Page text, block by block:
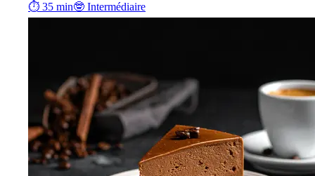
⏱ 35 min🤓 Intermédiaire